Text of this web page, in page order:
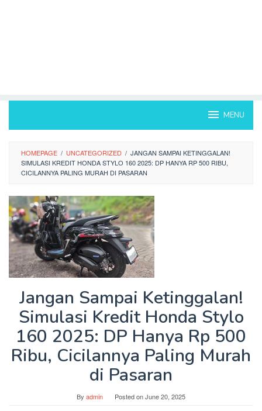
MENU
HOMEPAGE / UNCATEGORIZED / JANGAN SAMPAI KETINGGALAN!
SIMULASI KREDIT HONDA STYLO 160 2025: DP HANYA RP 500 RIBU,
CICILANNYA PALING MURAH DI PASARAN
Jangan Sampai Ketinggalan!
Simulasi Kredit Honda Stylo
160 2025: DP Hanya Rp 500
Ribu, Cicilannya Paling Murah
di Pasaran
By admin Posted onJune 20, 2025